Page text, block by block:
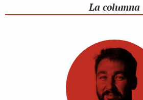
La columna